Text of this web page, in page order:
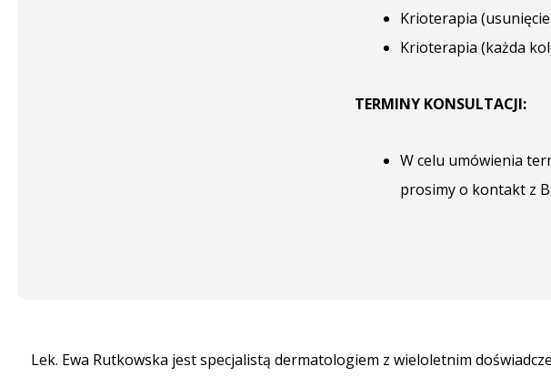
Krioterapia (usunięcie
Krioterapia (każda
TERMINY KONSULTACJI:
W celu umówienia
prosimy o kontakt z
Lek. Ewa Rutkowska jest specjalistą dermatologiem z wieloletnim